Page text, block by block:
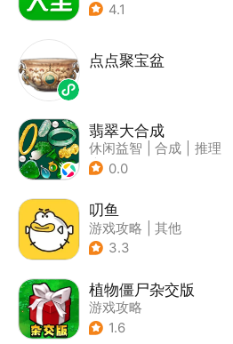
4.1
点点聚宝盆
翡翠大合成
休闲益智 合成
推理
| 写实
0.0
叨鱼
游戏攻略
其他
3.3
植物僵尸杂交版
游戏攻略
1.6